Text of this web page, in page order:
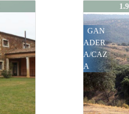
563-CC-
GAN
ADER
A